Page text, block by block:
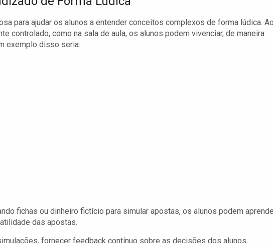
para ajudar os alunos a entender conceitos complexos de forma lúdica.
controlado, como na sala de aula, os alunos podem vivenciar, de maneira
exemplo disso seria:
fichas ou dinheiro fictício para simular apostas, os alunos podem
das apostas.
fornecer feedback contínuo sobre as decisões dos alunos,